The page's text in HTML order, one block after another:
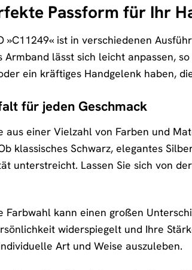
Passform für Ihr
»C11249« ist in verschiedenen
Armband lässt sich leicht anpassen,
ein kräftiges Handgelenk haben,
für jeden Geschmack
aus einer Vielzahl von Farben und
klassisches Schwarz, elegantes
unterstreicht. Lassen Sie sich von
Farbwahl kann einen großen
widerspiegelt und Ihre
Art und Weise auszuleben.